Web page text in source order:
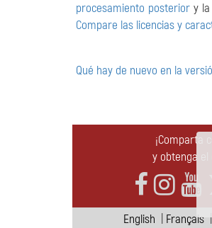
procesamiento posterior y
Compare las licencias y
Qué hay de nuevo en la
¡Comparta
y obtenga
English Français |